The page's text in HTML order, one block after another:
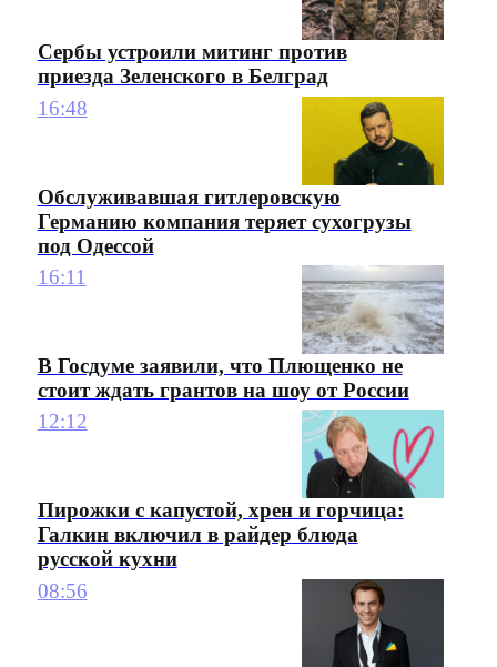
Сербы устроили митинг против
приезда Зеленского в Белград
16:48
Обслуживавшая гитлеровскую
Германию компания теряет сухогрузы
под Одессой
16:11
В Госдуме заявили, что Плющенко не
стоит ждать грантов на шоу от России
12:12
Пирожки с капустой, хрен и горчица:
Галкин включил в райдер блюда
русской кухни
08:56